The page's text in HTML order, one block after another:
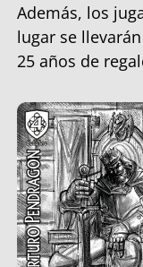
Además, los
lugar se
25 años de